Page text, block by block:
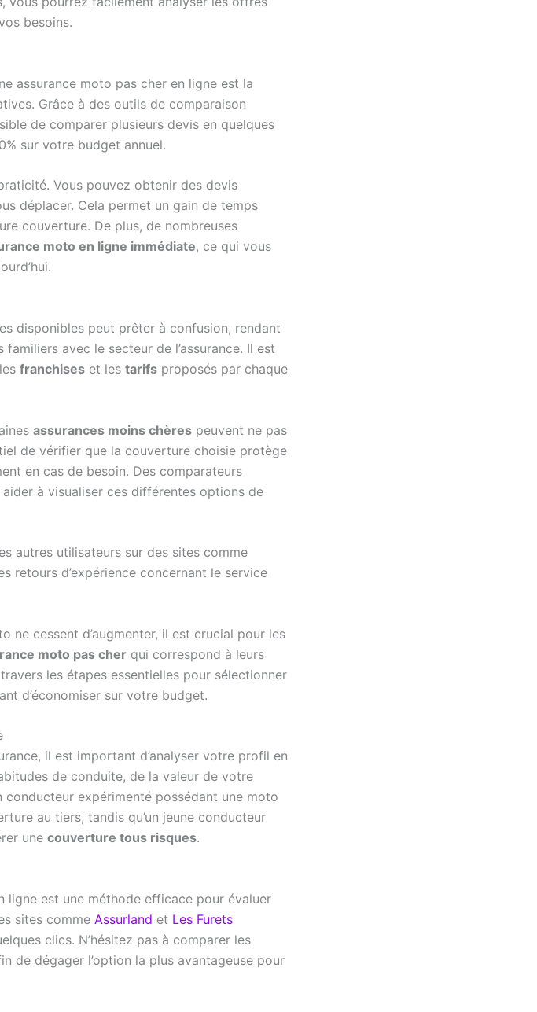
besoins.
assurance moto pas cher en ligne est la
Grâce à des outils de comparaison
de comparer plusieurs devis en quelques
sur votre budget annuel.
Vous pouvez obtenir des devis
déplacer. Cela permet un gain de temps
couverture. De plus, de nombreuses
moto en ligne immédiate, ce qui vous
disponibles peut prêter à confusion, rendant
avec le secteur de l’assurance. Il est
franchises et les tarifs proposés par chaque
assurances moins chères peuvent ne pas
de vérifier que la couverture choisie protège
en cas de besoin. Des comparateurs
aider à visualiser ces différentes options de
autres utilisateurs sur des sites comme
retours d’expérience concernant le service
ne cessent d’augmenter, il est crucial pour les
moto pas cher qui correspond à leurs
les étapes essentielles pour sélectionner
d’économiser sur votre budget.
il est important d’analyser votre profil en
de conduite, de la valeur de votre
expérimenté possédant une moto
au tiers, tandis qu’un jeune conducteur
une couverture tous risques.
ligne est une méthode efficace pour évaluer
sites comme Assurland et Les Furets
clics. N’hésitez pas à comparer les
de dégager l’option la plus avantageuse pour